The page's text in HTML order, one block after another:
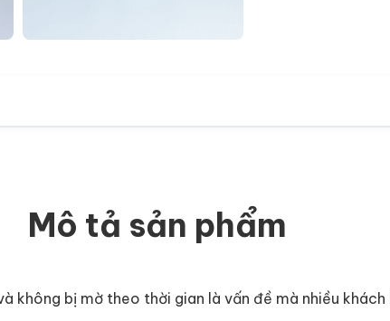
Mô tả sản phẩm
bị mờ theo thời gian là vấn đề mà nhiều